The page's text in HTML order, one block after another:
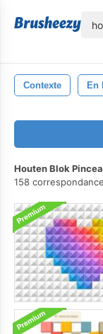
Contexte En
Houten Blok
158